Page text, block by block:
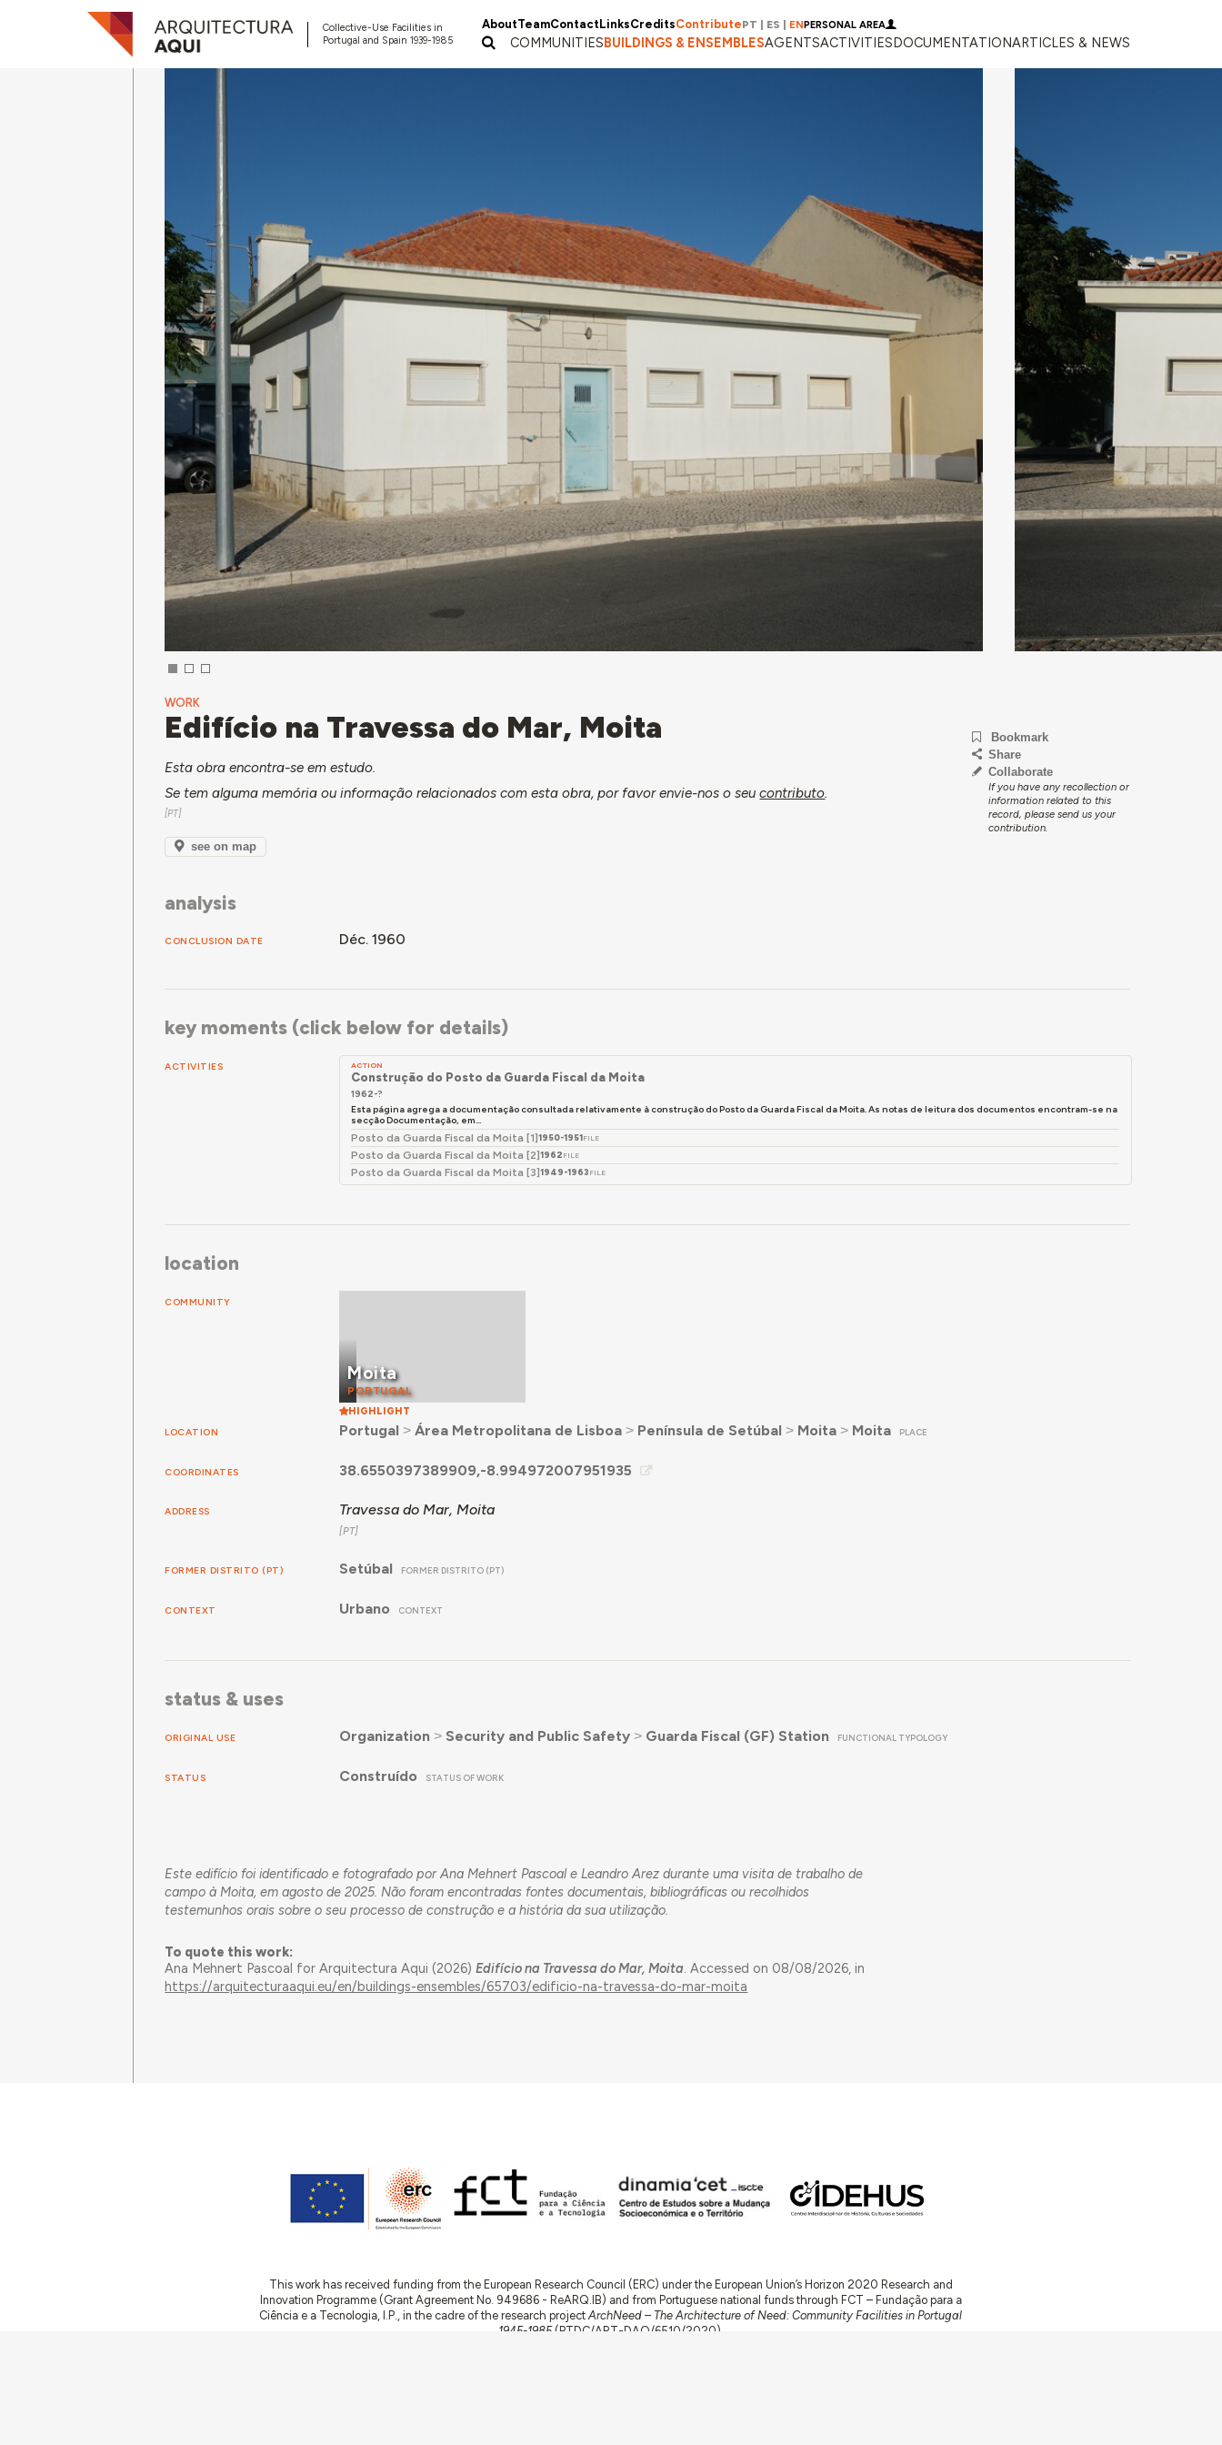
Collective-Use Facilities in
Portugal and Spain 1939-1985
AboutTeamContactLinksCreditsContributePT ES ENPERSONAL AREA
COMMUNITIESBUILDINGS & ENSEMBLESAGENTSACTIVITIESDOCUMENTATIONARTICLES & NEWS
WORK
Edifício na Travessa do Mar, Moita
Esta obra encontra-se em estudo.
Se tem alguma memória ou informação relacionados com esta obra, por favor envie-nos o seucontributo.
see on map
Bookmark
Share
Collaborate
If you have any recollection or
information related to this
record, please send us your
contribution.
analysis
CONCLUSION DATE Déc. 1960
key moments (click below for details)
ACTIVITIES ACTION
Construção do Posto da Guarda Fiscal da Moita
1962-?
Esta página agrega a documentação consultada relativamente à construção do Posto da Guarda Fiscal da Moita. As notas de leitura dos documentos encontram-se na
secção Documentação, em...
Posto da Guarda Fiscal da Moita [1]1950-1951FILE
Posto da Guarda Fiscal da Moita [2]1962 FILE
Posto da Guarda Fiscal da Moita [3]1949-1963 FILE
location
COMMUNITY
Moita
PORTUGAL
HIGHLIGHT
LOCATION Portugal ˃ Área Metropolitana de Lisboa ˃ Península de Setúbal ˃ Moita˃ Moita PLACE
COORDINATES 38.6550397389909,-8.994972007951935
ADDRESS Travessa do Mar, Moita
FORMER DISTRITO (PT) Setúbal FORMER DISTRITO (PT)
CONTEXT Urbano CONTEXT
status & uses
ORIGINAL USE Organization ˃ Security and Public Safety˃ Guarda Fiscal (GF) Station FUNCTIONAL TYPOLOGY
STATUS Construído STATUS OF WORK
Este edifício foi identificado e fotografado por Ana Mehnert Pascoal e Leandro Arez durante uma visita de trabalho de
campo à Moita, em agosto de 2025. Não foram encontradas fontes documentais, bibliográficas ou recolhidos
testemunhos orais sobre o seu processo de construção e a história da sua utilização.
To quote this work:
Ana Mehnert Pascoal for Arquitectura Aqui (2026)Edifício na Travessa do Mar, Moita . Accessed on 08/08/2026, in
https://arquitecturaaqui.eu/en/buildings-ensembles/65703/edificio-na-travessa-do-mar-moita
This work has received funding from the European Research Council (ERC) under the European Union’s Horizon 2020 Research and
Innovation Programme (Grant Agreement No. 949686 - ReARQ.IB) and from Portuguese national funds through FCT – Fundação para a
Ciência e a Tecnologia, I.P., in the cadre of the research projectArchNeed – The Architecture of Need: Community Facilities in Portugal
1945-1985(PTDC/ART-DAQ/6510/2020).